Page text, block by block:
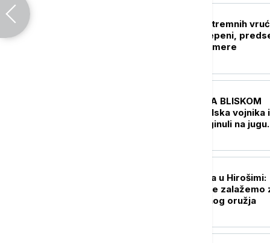
Seul na udaru ekstremnih
Očekuje se 39 stepeni,
naložio vanredne mere
ISTOKU Dva izraelska vojnika i
jedan Libanac poginuli na jugu
Premijerka Japana u Hirošimi:
Nastavićemo da se zalažemo
svet bez nuklearnog oružja